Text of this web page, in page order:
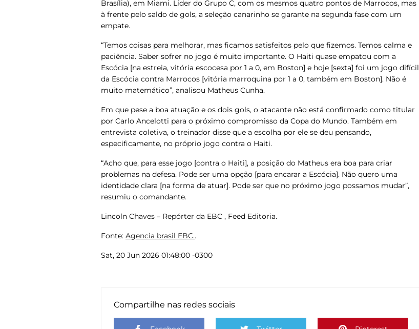
Brasília), em Miami. Líder do Grupo C, com os mesmos quatro pontos de Marrocos, mas
à frente pelo saldo de gols, a seleção canarinho se garante na segunda fase com um
empate.
“Temos coisas para melhorar, mas ficamos satisfeitos pelo que fizemos. Temos calma e
paciência. Saber sofrer no jogo é muito importante. O Haiti quase empatou com a
Escócia [na estreia, vitória escocesa por 1 a 0, em Boston] e hoje [sexta] foi um jogo difícil
da Escócia contra Marrocos [vitória marroquina por 1 a 0, também em Boston]. Não é
muito matemático”, analisou Matheus Cunha.
Em que pese a boa atuação e os dois gols, o atacante não está confirmado como titular
por Carlo Ancelotti para o próximo compromisso da Copa do Mundo. Também em
entrevista coletiva, o treinador disse que a escolha por ele se deu pensando,
especificamente, no próprio jogo contra o Haiti.
“Acho que, para esse jogo [contra o Haiti], a posição do Matheus era boa para criar
problemas na defesa. Pode ser uma opção [para encarar a Escócia]. Não quero uma
identidade clara [na forma de atuar]. Pode ser que no próximo jogo possamos mudar”,
resumiu o comandante.
Lincoln Chaves – Repórter da EBC , Feed Editoria.
Fonte: Agencia brasil EBC..
Sat, 20 Jun 2026 01:48:00 -0300
Compartilhe nas redes sociais